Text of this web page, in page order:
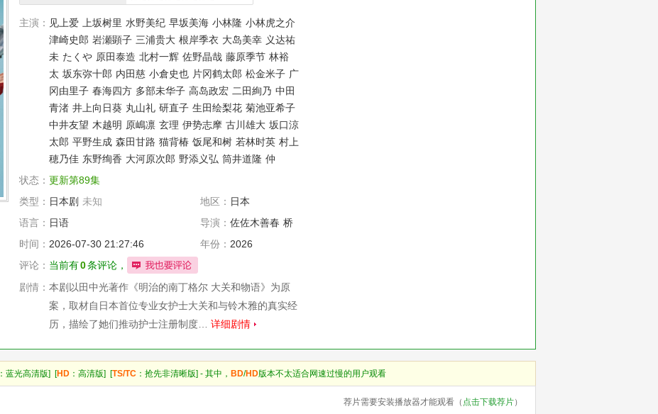
主演： 见上爱 上坂树里 水野美纪 早坂美海 小林隆 小林虎之介
津崎史郎 岩瀬顕子 三浦贵大 根岸季衣 大岛美幸 义达祐
未 たくや 原田泰造 北村一辉 佐野晶哉 藤原季节 林裕
太 坂东弥十郎 内田慈 小倉史也 片冈鹤太郎 松金米子 广
冈由里子 春海四方 多部未华子 高岛政宏 二田絢乃 中田
青渚 井上向日葵 丸山礼 研直子 生田绘梨花 菊池亚希子
中井友望 木越明 原嶋凛 玄理 伊势志摩 古川雄大 坂口涼
太郎 平野生成 森田甘路 猫背椿 饭尾和树 若林时英 村上
穂乃佳 东野绚香 大河原次郎 野添义弘 筒井道隆 仲
状态： 更新第89集
类型： 日本剧 未知 地区： 日本
语言： 日语 导演： 佐佐木善春 桥
本万叶
时间： 2026-07-30 21:27:46 年份： 2026
评论： 当前有0条评论，
剧情： 本剧以田中光著作《明治的南丁格尔 大关和物语》为原
案，取材自日本首位专业女护士大关和与铃木雅的真实经
历，描绘了她们推动护士注册制度… 详细剧情
：蓝光高清版] [HD ：高清版] [TS/TC ：抢先非清晰版] - 其中， BD/HD版本不太适合网速过慢的用户观看
荐片需要安装播放器才能观看（ 点击下载荐片）